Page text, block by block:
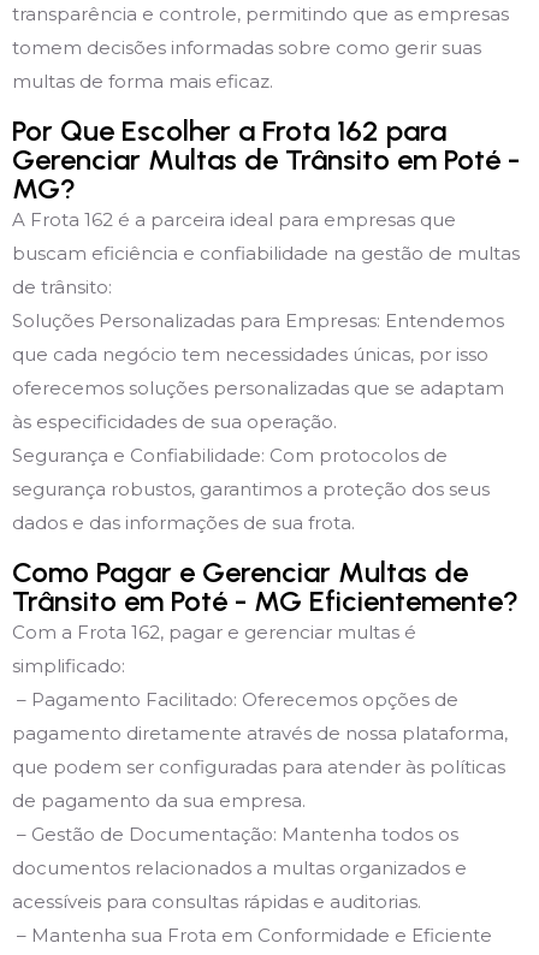
transparência e controle, permitindo que as empresas
tomem decisões informadas sobre como gerir suas
multas de forma mais eficaz.
Por Que Escolher a Frota 162 para
Gerenciar Multas de Trânsito em Poté -
MG?
A Frota 162 é a parceira ideal para empresas que
buscam eficiência e confiabilidade na gestão de multas
de trânsito:
Soluções Personalizadas para Empresas: Entendemos
que cada negócio tem necessidades únicas, por isso
oferecemos soluções personalizadas que se adaptam
às especificidades de sua operação.
Segurança e Confiabilidade: Com protocolos de
segurança robustos, garantimos a proteção dos seus
dados e das informações de sua frota.
Como Pagar e Gerenciar Multas de
Trânsito em Poté - MG Eficientemente?
Com a Frota 162, pagar e gerenciar multas é
simplificado:
– Pagamento Facilitado: Oferecemos opções de
pagamento diretamente através de nossa plataforma,
que podem ser configuradas para atender às políticas
de pagamento da sua empresa.
– Gestão de Documentação: Mantenha todos os
documentos relacionados a multas organizados e
acessíveis para consultas rápidas e auditorias.
– Mantenha sua Frota em Conformidade e Eficiente